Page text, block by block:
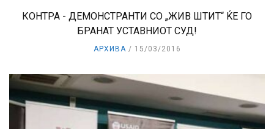
КОНТРА - ДЕМОНСТРАНТИ СО „ЖИВ ШТИТ“ ЌЕ ГО
БРАНАТ УСТАВНИОТ СУД!
АРХИВА 15/03/2016